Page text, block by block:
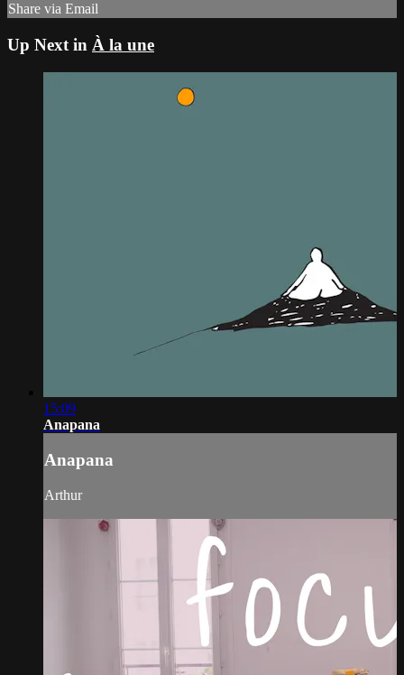
Share via Email
Up Next in À la une
15:09
Anapana
Anapana
Arthur